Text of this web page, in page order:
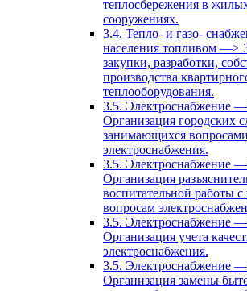
теплосбережения в
сооружениях.
3.4. Тепло- и газо-
населения топливом —>
закупки, разработки,
производства
теплооборудования.
3.5. Электроснабжение
Организация городских
занимающихся вопросами
электроснабжения.
3.5. Электроснабжение
Организация
воспитательной работы
вопросам
3.5. Электроснабжение
Организация учета
электроснабжения.
3.5. Электроснабжение
Организация замены